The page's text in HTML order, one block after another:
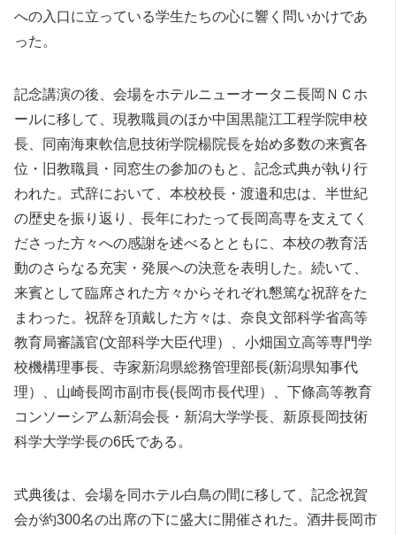
への入口に立っている学生たちの心に響く問いかけであ
った。
記念講演の後、会場をホテルニューオータニ長岡ＮＣホ
ールに移して、現教職員のほか中国黒龍江工程学院申校
長、同南海東軟信息技術学院楊院長を始め多数の来賓各
位・旧教職員・同窓生の参加のもと、記念式典が執り行
われた。式辞において、本校校長・渡邉和忠は、半世紀
の歴史を振り返り、長年にわたって長岡高専を支えてく
ださった方々への感謝を述べるとともに、本校の教育活
動のさらなる充実・発展への決意を表明した。続いて、
来賓として臨席された方々からそれぞれ懇篤な祝辞をた
まわった。祝辞を頂戴した方々は、奈良文部科学省高等
教育局審議官(文部科学大臣代理）、小畑国立高等専門学
校機構理事長、寺家新潟県総務管理部長(新潟県知事代
理）、山崎長岡市副市長(長岡市長代理）、下條高等教育
コンソーシアム新潟会長・新潟大学学長、新原長岡技術
科学大学学長の6氏である。
式典後は、会場を同ホテル白鳥の間に移して、記念祝賀
会が約300名の出席の下に盛大に開催された。酒井長岡市